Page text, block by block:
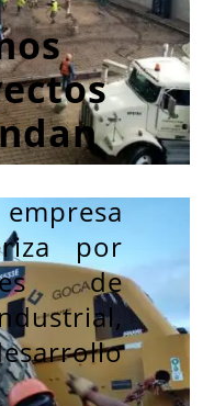
por
de